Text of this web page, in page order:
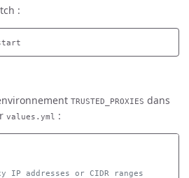
:
TRUSTED_PROXIES dans
values.yml :
IP addresses or CIDR ranges